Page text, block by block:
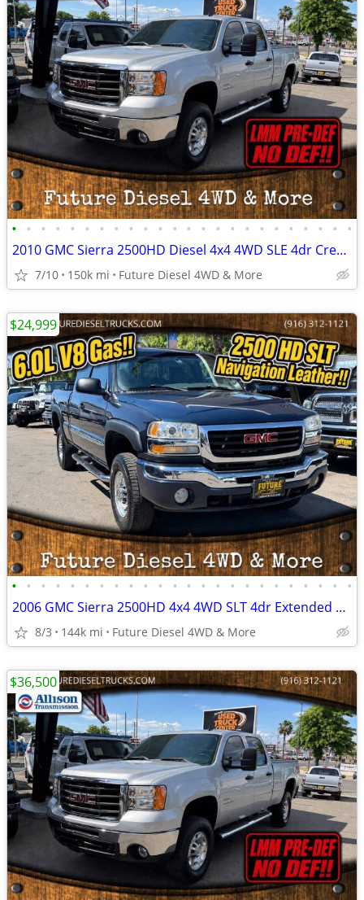
• • • • • • • • • • • • • • • • • • • • • • • •
2010 GMC Sierra 2500HD Diesel 4x4 4WD SLE 4dr Crew Cab SB Pickup Truck
7/10 150k mi Future Diesel 4WD & More
• • • • • • • • • • • • • • • • • • • • • • • •
2006 GMC Sierra 2500HD 4x4 4WD SLT 4dr Extended Cab SB Pickup Truck
8/3 144k mi Future Diesel 4WD & More
$24,999
$36,500